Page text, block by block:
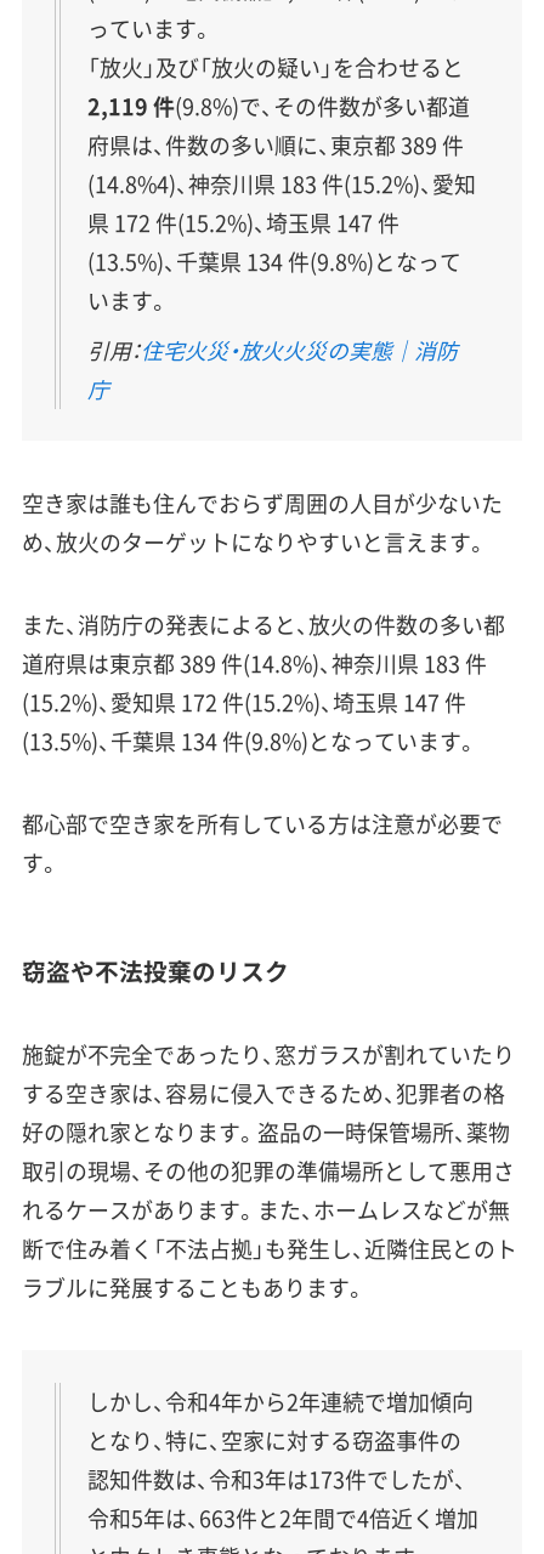
っています。
「放火」及び「放火の疑い」を合わせると
2,119 件(9.8%)で、その件数が多い都道
府県は、件数の多い順に、東京都 389 件
(14.8%4)、神奈川県 183 件(15.2%)、愛知
県 172 件(15.2%)、埼玉県 147 件
(13.5%)、千葉県 134 件(9.8%)となって
います。
引用：住宅火災・放火火災の実態｜消防
庁
空き家は誰も住んでおらず周囲の人目が少ないた
め、放火のターゲットになりやすいと言えます。
また、消防庁の発表によると、放火の件数の多い都
道府県は東京都 389 件(14.8%)、神奈川県 183 件
(15.2%)、愛知県 172 件(15.2%)、埼玉県 147 件
(13.5%)、千葉県 134 件(9.8%)となっています。
都心部で空き家を所有している方は注意が必要で
す。
窃盗や不法投棄のリスク
施錠が不完全であったり、窓ガラスが割れていたり
する空き家は、容易に侵入できるため、犯罪者の格
好の隠れ家となります。盗品の一時保管場所、薬物
取引の現場、その他の犯罪の準備場所として悪用さ
れるケースがあります。また、ホームレスなどが無
断で住み着く「不法占拠」も発生し、近隣住民とのト
ラブルに発展することもあります。
しかし、令和4年から2年連続で増加傾向
となり、特に、空家に対する窃盗事件の
認知件数は、令和3年は173件でしたが、
令和5年は、663件と2年間で4倍近く増加